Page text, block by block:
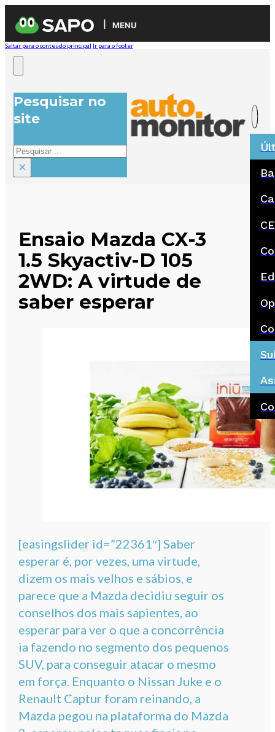
MENU
Saltar para o conteúdo principal Ir para o footer
Pesquisar no
site
Pesquisar
×
Ensaio Mazda CX-3
1.5 Skyactiv-D 105
2WD: A virtude de
saber esperar
[easingslider id=”22361″] Saber
esperar é, por vezes, uma virtude,
dizem os mais velhos e sábios, e
parece que a Mazda decidiu seguir os
conselhos dos mais sapientes, ao
esperar para ver o que a concorrência
ia fazendo no segmento dos pequenos
SUV, para conseguir atacar o mesmo
em força. Enquanto o Nissan Juke e o
Renault Captur foram reinando, a
Mazda pegou na plataforma do Mazda